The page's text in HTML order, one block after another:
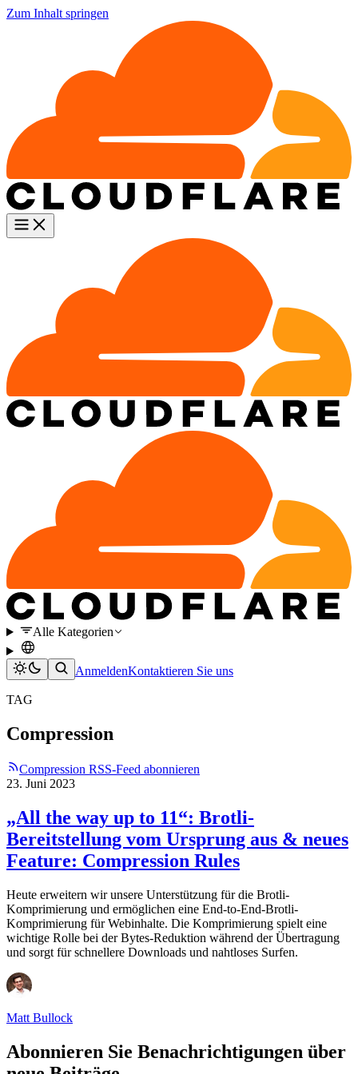
Zum Inhalt springen
Alle Kategorien
AnmeldenKontaktieren Sie uns
TAG
Compression
Compression RSS-Feed abonnieren
23. Juni 2023
„All the way up to 11“: Brotli-
Bereitstellung vom Ursprung aus & neues
Feature: Compression Rules
Heute erweitern wir unsere Unterstützung für die Brotli-
Komprimierung und ermöglichen eine End-to-End-Brotli-
Komprimierung für Webinhalte. Die Komprimierung spielt eine
wichtige Rolle bei der Bytes-Reduktion während der Übertragung
und sorgt für schnellere Downloads und nahtloses Surfen.
Matt Bullock
Abonnieren Sie Benachrichtigungen über